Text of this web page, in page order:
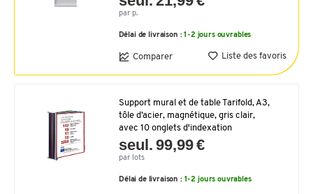
par p.
Délai de livraison :1-2 jours ouvrables
Comparer Liste des favoris
Support mural et de table Tarifold, A3,
tôle d’acier, magnétique, gris clair,
avec 10 onglets d'indexation
seul. 99,99 €
par lots
Délai de livraison : 1-2 jours ouvrables